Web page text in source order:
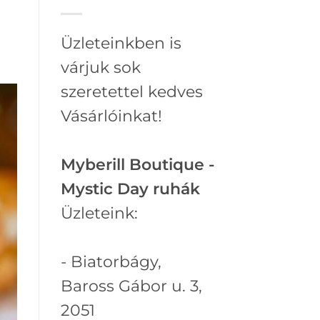
Üzleteinkben is
várjuk sok
szeretettel kedves
Vásárlóinkat!
Myberill Boutique -
Mystic Day ruhák
Üzleteink:
- Biatorbágy,
Baross Gábor u. 3,
2051